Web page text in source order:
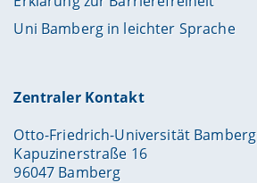
Uni Bamberg in leichter Sprache
Zentraler Kontakt
Otto-Friedrich-Universität Bamberg
Kapuzinerstraße 16
96047 Bamberg